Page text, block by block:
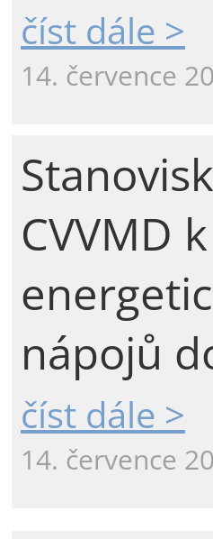
číst dále >
14. července
CVVMD
nápojů
číst dále >
14. července